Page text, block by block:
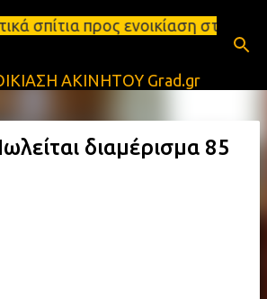
στο κύριο περιεχόμενο
στη Σπάρτη
ΑΚΙΝΗΤΟΥ Grad.gr
διαμέρισμα 85